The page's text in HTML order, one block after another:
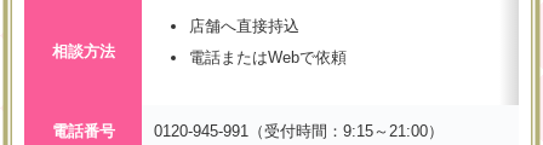
相談方法
店舗へ直接持込
電話またはWebで依頼
電話番号 0120-945-991（受付時間：9:15～21:00）